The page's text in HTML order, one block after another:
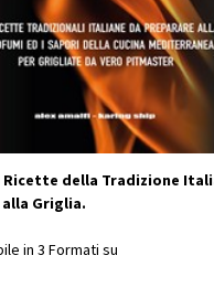
Ricette della Tradizione
Griglia.
in 3 Formati su